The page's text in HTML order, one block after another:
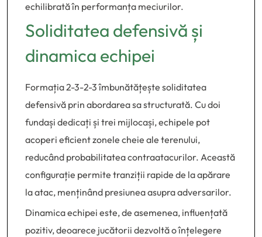
echilibrată în performanța meciurilor.
Soliditatea defensivă și
dinamica echipei
Formația 2-3-2-3 îmbunătățește soliditatea
defensivă prin abordarea sa structurată. Cu doi
fundași dedicați și trei mijlocași, echipele pot
acoperi eficient zonele cheie ale terenului,
reducând probabilitatea contraatacurilor. Această
configurație permite tranziții rapide de la apărare
la atac, menținând presiunea asupra adversarilor.
Dinamica echipei este, de asemenea, influențată
pozitiv, deoarece jucătorii dezvoltă o înțelegere